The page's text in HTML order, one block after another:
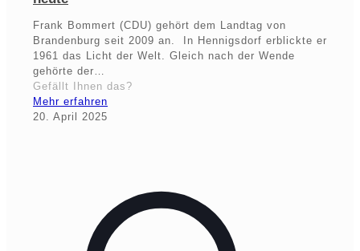
Frank Bommert (CDU) gehört dem Landtag von
Brandenburg seit 2009 an. In Hennigsdorf erblickte er
1961 das Licht der Welt. Gleich nach der Wende
gehörte der…
Gefällt Ihnen das?
Mehr erfahren
20. April 2025